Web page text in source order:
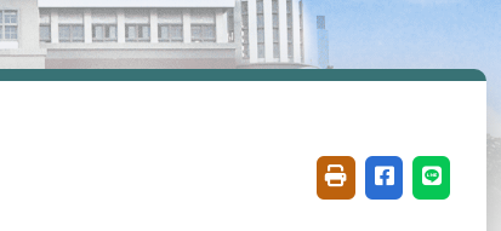
友善列印(開新視窗)
分享至臉書(
分享至